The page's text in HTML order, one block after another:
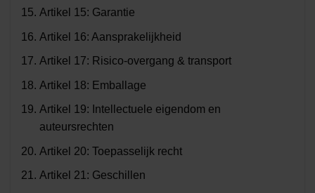
Artikel 15: Garantie
Artikel 16: Aansprakelijkheid
Artikel 17: Risico-overgang & transport
Artikel 18: Emballage
Artikel 19: Intellectuele eigendom en
auteursrechten
Artikel 20: Toepasselijk recht
Artikel 21: Geschillen